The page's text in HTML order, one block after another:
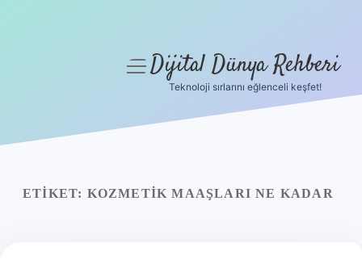
Yasal Uyarı
menüyüDijital Dünya Rehberi
Teknoloji sırlarını eğlenceli keşfet!
ETIKET: KOZMETIK MAAŞLARI NE KADAR